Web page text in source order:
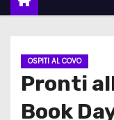
OSPITI AL COVO
Pronti
Book